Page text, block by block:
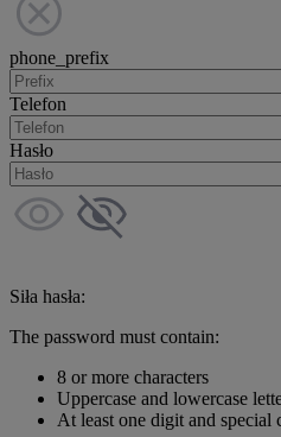
phone_prefix
Telefon
Hasło
Siła hasła:
The password must contain:
8 or more characters
Uppercase and lowercase
At least one digit and special